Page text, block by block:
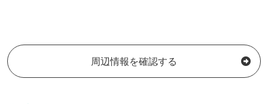
周辺情報を確認する